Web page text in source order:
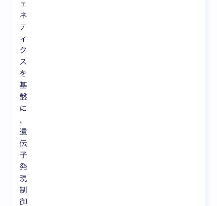
ェ
ネ
テ
ィ
ク
ス
を
基
盤
に
、
遺
伝
子
発
現
制
御